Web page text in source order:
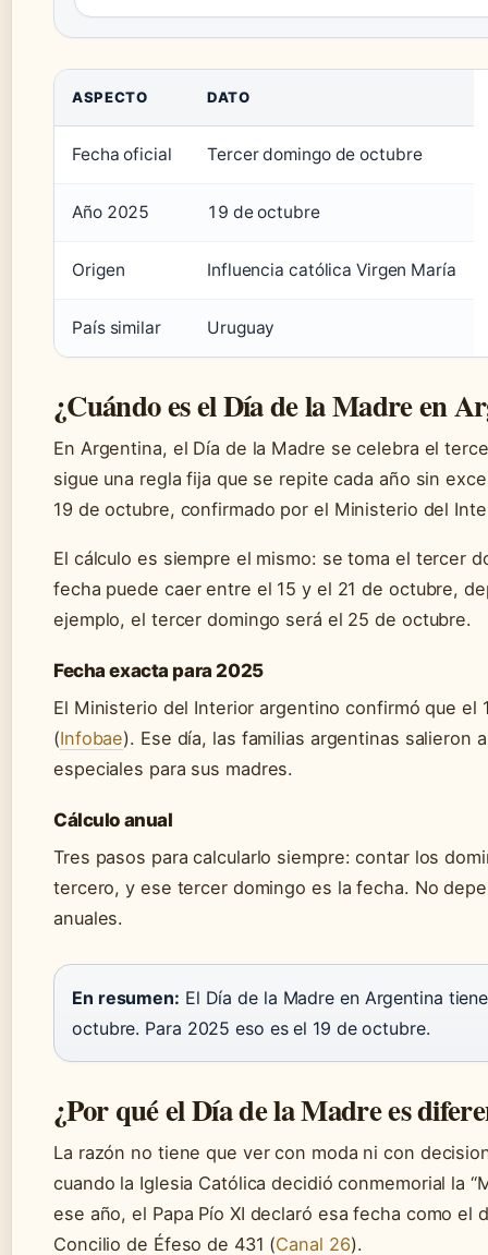
ASPECTO DATO
Fecha oficial Tercer domingo de octubre
Año 2025 19 de octubre
Origen Influencia católica Virgen María
País similar Uruguay
¿Cuándo es el Día de la Madre en
En Argentina, el Día de la Madre se celebra el
sigue una regla fija que se repite cada año sin
19 de octubre, confirmado por el Ministerio del
El cálculo es siempre el mismo: se toma el tercer
fecha puede caer entre el 15 y el 21 de octubre,
ejemplo, el tercer domingo será el 25 de octubre.
Fecha exacta para 2025
El Ministerio del Interior argentino confirmó que
(Infobae). Ese día, las familias argentinas salieron
especiales para sus madres.
Cálculo anual
Tres pasos para calcularlo siempre: contar los
tercero, y ese tercer domingo es la fecha. No
anuales.
En resumen: El Día de la Madre en Argentina
octubre. Para 2025 eso es el 19 de octubre.
¿Por qué el Día de la Madre es
La razón no tiene que ver con moda ni con
cuando la Iglesia Católica decidió conmemorial la
ese año, el Papa Pío XI declaró esa fecha como el
Concilio de Éfeso de 431 (Canal 26).